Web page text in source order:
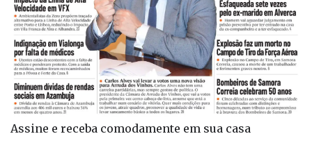
Assine e receba comodamente em sua casa